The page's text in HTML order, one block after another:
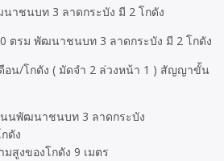
าชนบท 3 ลาดกระบัง มี 2 โกดัง
ตรม พัฒนาชนบท 3 ลาดกระบัง มี 2 โกดัง
อน/โกดัง ( มัดจำ 2 ล่วงหน้า 1 ) สัญญาขั้น
นพัฒนาชนบท 3 ลาดกระบัง
ดัง
มสูงของโกดัง 9 เมตร